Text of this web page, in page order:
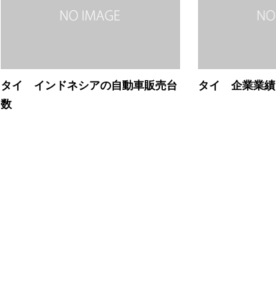
タイ インドネシアの自動車販売台
数
タイ 企業業績